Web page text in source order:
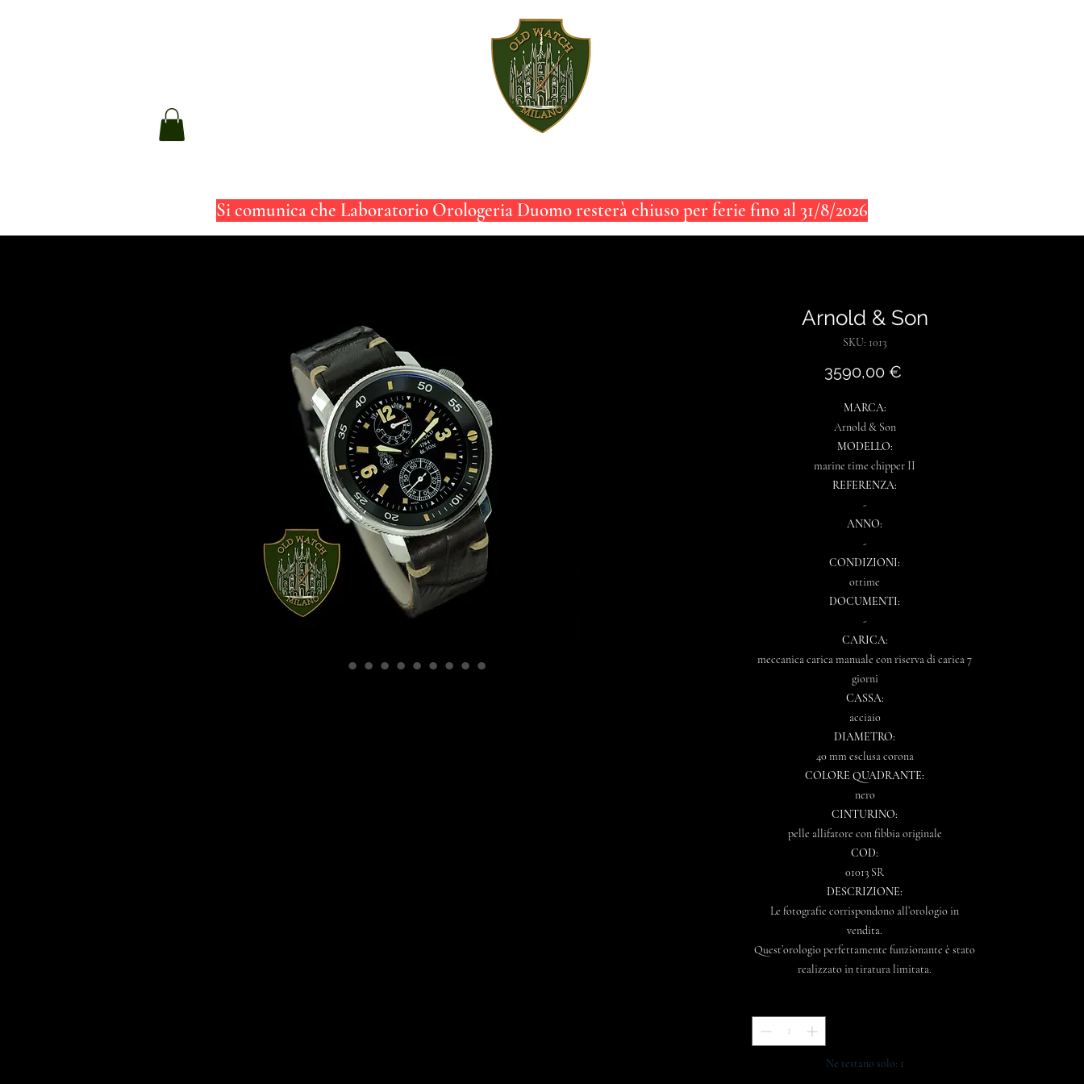
Si comunica che Laboratorio Orologeria Duomo resterà chiuso per ferie fino al 31/8/2026
Arnold & Son
SKU: 1013
3590,00 €Prezzo
MARCA:
Arnold & Son
MODELLO:
marine time chipper II
REFERENZA:
-
ANNO:
-
CONDIZIONI:
ottime
DOCUMENTI:
-
CARICA:
meccanica carica manuale con riserva di carica 7
giorni
CASSA:
acciaio
DIAMETRO:
40 mm esclusa corona
COLORE QUADRANTE:
nero
CINTURINO:
pelle allifatore con fibbia originale
COD:
01013 SR
DESCRIZIONE:
Le fotografie corrispondono all’orologio in
vendita.
Quest’orologio perfettamente funzionante è stato
realizzato in tiratura limitata.
Ne restano solo: 1